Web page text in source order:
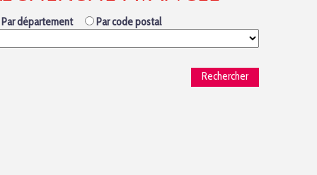
Par département Par code postal
Rechercher